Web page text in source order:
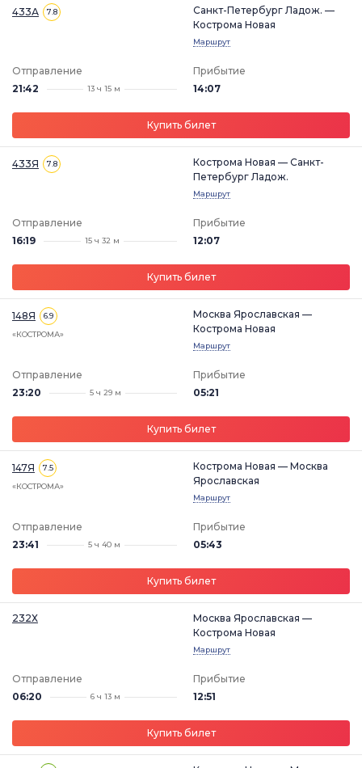
433А 7.8
Санкт-Петербург Ладож. —
Кострома Новая
Маршрут
Отправление
21:42
13 ч 15 м
Прибытие
14:07
Купить билет
433Я 7.8
Кострома Новая — Санкт-
Петербург Ладож.
Маршрут
Отправление
16:19
15 ч 32 м
Прибытие
12:07
Купить билет
148Я 6.9
«КОСТРОМА»
Москва Ярославская —
Кострома Новая
Маршрут
Отправление
23:20
5 ч 29 м
Прибытие
05:21
Купить билет
147Я 7.5
«КОСТРОМА»
Кострома Новая — Москва
Ярославская
Маршрут
Отправление
23:41
5 ч 40 м
Прибытие
05:43
Купить билет
232Х
Москва Ярославская —
Кострома Новая
Маршрут
Отправление
06:20
6 ч 13 м
Прибытие
12:51
Купить билет